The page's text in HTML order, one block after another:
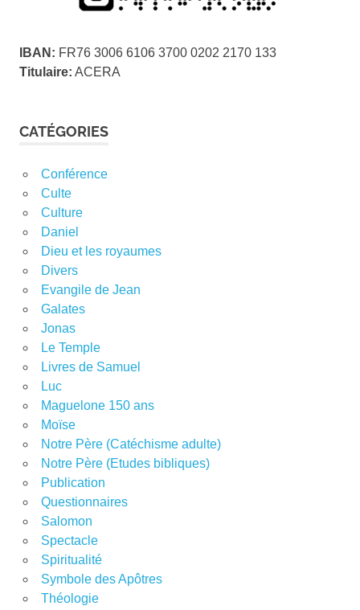
IBAN: FR76 3006 6106 3700 0202 2170 133
Titulaire: ACERA
CATÉGORIES
Conférence
Culte
Culture
Daniel
Dieu et les royaumes
Divers
Evangile de Jean
Galates
Jonas
Le Temple
Livres de Samuel
Luc
Maguelone 150 ans
Moïse
Notre Père (Catéchisme adulte)
Notre Père (Etudes bibliques)
Publication
Questionnaires
Salomon
Spectacle
Spiritualité
Symbole des Apôtres
Théologie